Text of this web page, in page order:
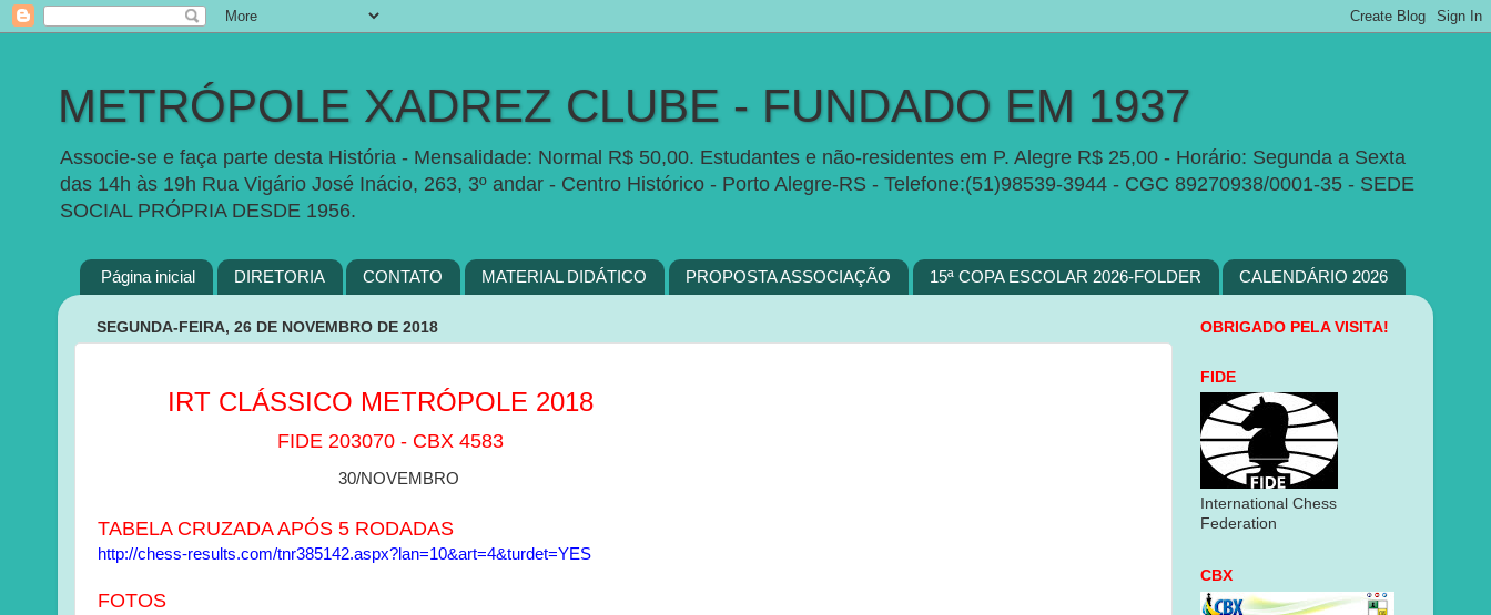
METRÓPOLE XADREZ CLUBE - FUNDADO EM 1937
Associe-se e faça parte desta História - Mensalidade: Normal R$ 50,00. Estudantes e não-residentes em P. Alegre R$ 25,00 - Horário: Segunda a Sexta
das 14h às 19h Rua Vigário José Inácio, 263, 3º andar - Centro Histórico - Porto Alegre-RS - Telefone:(51)98539-3944 - CGC 89270938/0001-35 - SEDE
SOCIAL PRÓPRIA DESDE 1956.
Página inicial DIRETORIA CONTATO MATERIAL DIDÁTICO PROPOSTA ASSOCIAÇÃO 15ª COPA ESCOLAR 2026-FOLDER CALENDÁRIO 2026
SEGUNDA-FEIRA, 26 DE NOVEMBRO DE 2018
IRT CLÁSSICO METRÓPOLE 2018
FIDE 203070 - CBX 4583
30/NOVEMBRO
TABELA CRUZADA APÓS 5 RODADAS
http://chess-results.com/tnr385142.aspx?lan=10&art=4&turdet=YES
FOTOS
OBRIGADO PELA VISITA!
FIDE
International Chess
Federation
CBX